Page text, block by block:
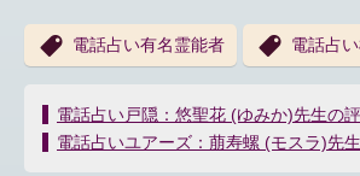
電話占い有名霊能者 電話占
投
稿
電話占い戸隠：悠聖花 (ゆみか)先生の
電話占いユアーズ：萠寿螺 (モスラ)先